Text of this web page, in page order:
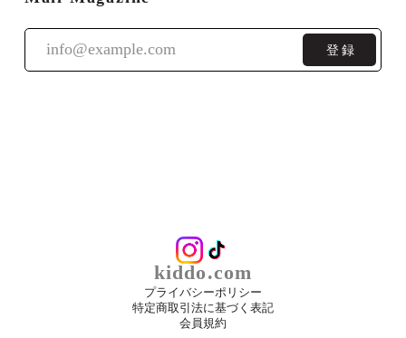
登録
kiddo.com
プライバシーポリシー
特定商取引法に基づく表記
会員規約